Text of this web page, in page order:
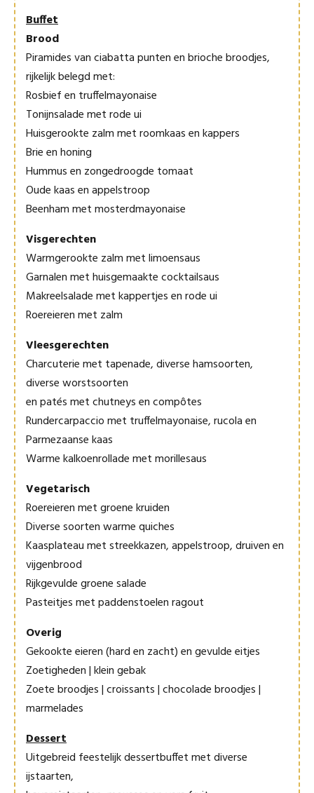
Buffet
Brood
Piramides van ciabatta punten en brioche broodjes,
rijkelijk belegd met:
Rosbief en truffelmayonaise
Tonijnsalade met rode ui
Huisgerookte zalm met roomkaas en kappers
Brie en honing
Hummus en zongedroogde tomaat
Oude kaas en appelstroop
Beenham met mosterdmayonaise
Visgerechten
Warmgerookte zalm met limoensaus
Garnalen met huisgemaakte cocktailsaus
Makreelsalade met kappertjes en rode ui
Roereieren met zalm
Vleesgerechten
Charcuterie met tapenade, diverse hamsoorten,
diverse worstsoorten
en patés met chutneys en compôtes
Rundercarpaccio met truffelmayonaise, rucola en
Parmezaanse kaas
Warme kalkoenrollade met morillesaus
Vegetarisch
Roereieren met groene kruiden
Diverse soorten warme quiches
Kaasplateau met streekkazen, appelstroop, druiven en
vijgenbrood
Rijkgevulde groene salade
Pasteitjes met paddenstoelen ragout
Overig
Gekookte eieren (hard en zacht) en gevulde eitjes
Zoetigheden | klein gebak
Zoete broodjes | croissants | chocolade broodjes |
marmelades
Dessert
Uitgebreid feestelijk dessertbuffet met diverse
ijstaarten,